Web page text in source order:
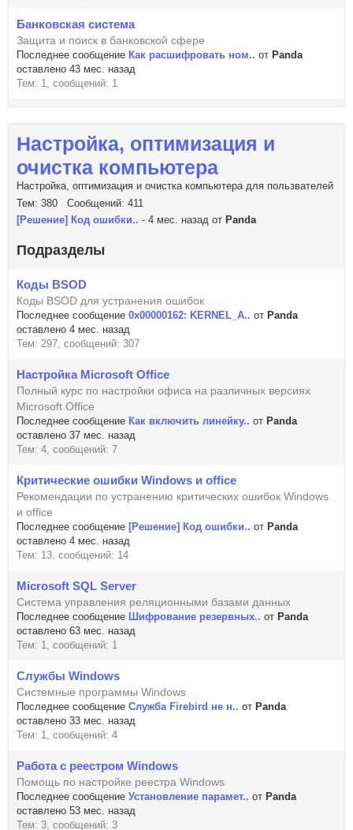
Банковская система
Защита и поиск в банковской сфере
Последнее сообщение Как расшифровать ном.. от Panda
оставлено 43 мес. назад
Тем: 1, сообщений: 1
Настройка, оптимизация и
очистка компьютера
Настройка, оптимизация и очистка компьютера для пользвателей
Тем: 380 Сообщений: 411
[Решение] Код ошибки.. - 4 мес. назад от Panda
Подразделы
Коды BSOD
Коды BSOD для устранения ошибок
Последнее сообщение 0x00000162: KERNEL_A.. от Panda
оставлено 4 мес. назад
Тем: 297, сообщений: 307
Настройка Microsoft Office
Полный курс по настройки офиса на различных версиях
Microsoft Office
Последнее сообщение Как включить линейку.. от Panda
оставлено 37 мес. назад
Тем: 4, сообщений: 7
Критические ошибки Windows и office
Рекомендации по устранению критических ошибок Windows
и office
Последнее сообщение [Решение] Код ошибки.. от Panda
оставлено 4 мес. назад
Тем: 13, сообщений: 14
Microsoft SQL Server
Система управления реляционными базами данных
Последнее сообщение Шифрование резервных.. от Panda
оставлено 63 мес. назад
Тем: 1, сообщений: 1
Службы Windows
Системные программы Windows
Последнее сообщение Служба Firebird не н.. от Panda
оставлено 33 мес. назад
Тем: 1, сообщений: 4
Работа с реестром Windows
Помощь по настройке реестра Windows
Последнее сообщение Установление парамет.. от Panda
оставлено 53 мес. назад
Тем: 3, сообщений: 3